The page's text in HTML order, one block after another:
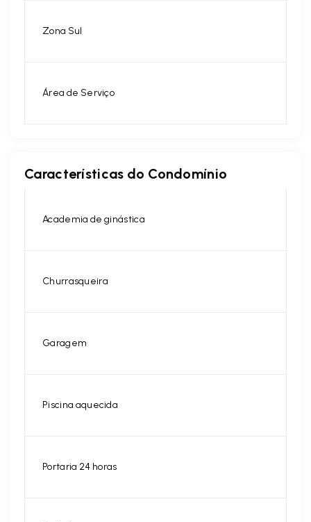
Zona Sul
Área de Serviço
Características do Condomínio
Academia de ginástica
Churrasqueira
Garagem
Piscina aquecida
Portaria 24 horas